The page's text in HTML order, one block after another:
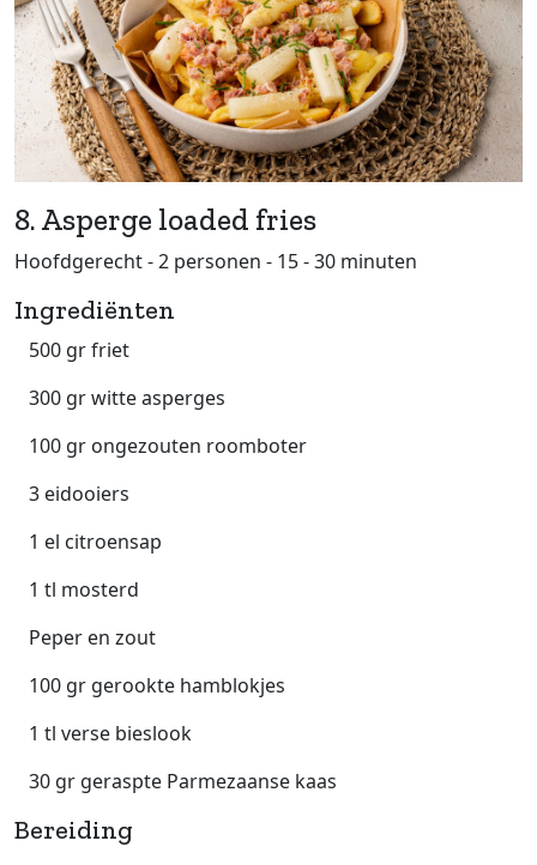
8. Asperge loaded fries
Hoofdgerecht - 2 personen - 15 - 30 minuten
Ingrediënten
500 gr friet
300 gr witte asperges
100 gr ongezouten roomboter
3 eidooiers
1 el citroensap
1 tl mosterd
Peper en zout
100 gr gerookte hamblokjes
1 tl verse bieslook
30 gr geraspte Parmezaanse kaas
Bereiding